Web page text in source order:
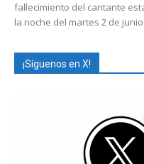
fallecimiento del cantante
la noche del martes 2 de junio
¡Síguenos en X!